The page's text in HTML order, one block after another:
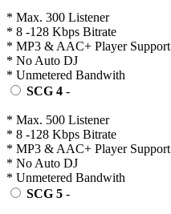
* Max. 300 Listener
* 8 -128 Kbps Bitrate
* MP3 & AAC+ Player Support
* No Auto DJ
* Unmetered Bandwith
SCG 4 -
* Max. 500 Listener
* 8 -128 Kbps Bitrate
* MP3 & AAC+ Player Support
* No Auto DJ
* Unmetered Bandwith
SCG 5 -